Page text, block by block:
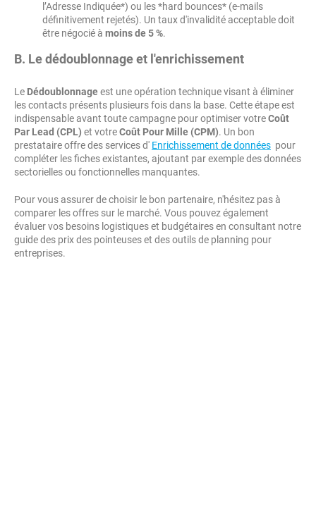
l’Adresse Indiquée*) ou les *hard bounces* (e-mails
définitivement rejetés). Un taux d'invalidité acceptable doit
être négocié à moins de 5 %.
B. Le dédoublonnage et l'enrichissement
Le Dédoublonnageest une opération technique visant à éliminer
les contacts présents plusieurs fois dans la base. Cette étape est
indispensable avant toute campagne pour optimiser votreCoût
Par Lead (CPL) et votreCoût Pour Mille (CPM). Un bon
prestataire offre des services d' Enrichissement de données pour
compléter les fiches existantes, ajoutant par exemple des données
sectorielles ou fonctionnelles manquantes.
Pour vous assurer de choisir le bon partenaire, n'hésitez pas à
comparer les offres sur le marché. Vous pouvez également
évaluer vos besoins logistiques et budgétaires en consultant notre
guide des prix des pointeuses et des outils de planning pour
entreprises.